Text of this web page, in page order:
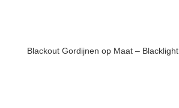
Blackout Gordijnen op Maat – Blacklight